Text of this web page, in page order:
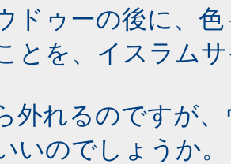
ドゥーの後に、
とを、イスラム
外れるのですが
いのでしょうか。